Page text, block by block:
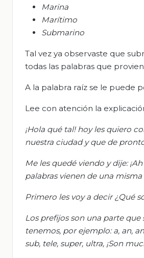
Marina
Marítimo
Submarino
Tal vez ya observaste que
todas las palabras que
A la palabra raíz se le puede
Lee con atención la
¡Hola qué tal! hoy les quiero
nuestra ciudad y que de
Me les quedé viendo y dije:
palabras vienen de una
Primero les voy a decir ¿Qué
Los prefijos son una parte
tenemos, por ejemplo: a, an,
sub, tele, super, ultra, ¡Son